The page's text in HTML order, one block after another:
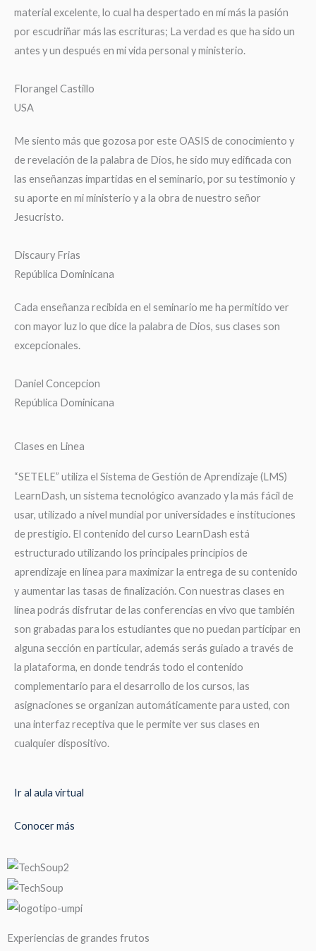
material excelente, lo cual ha despertado en mí más la pasión
por escudriñar más las escrituras; La verdad es que ha sido un
antes y un después en mi vida personal y ministerio.
Florangel Castillo
USA
Me siento más que gozosa por este OASIS de conocimiento y
de revelación de la palabra de Dios, he sido muy edificada con
las enseñanzas impartidas en el seminario, por su testimonio y
su aporte en mi ministerio y a la obra de nuestro señor
Jesucristo.
Discaury Frias
República Dominicana
Cada enseñanza recibida en el seminario me ha permitido ver
con mayor luz lo que dice la palabra de Dios, sus clases son
excepcionales.
Daniel Concepcion
República Dominicana
Clases en Linea
“SETELE” utiliza el Sistema de Gestión de Aprendizaje (LMS)
LearnDash, un sistema tecnológico avanzado y la más fácil de
usar, utilizado a nivel mundial por universidades e instituciones
de prestigio. El contenido del curso LearnDash está
estructurado utilizando los principales principios de
aprendizaje en línea para maximizar la entrega de su contenido
y aumentar las tasas de finalización. Con nuestras clases en
línea podrás disfrutar de las conferencias en vivo que también
son grabadas para los estudiantes que no puedan participar en
alguna sección en particular, además serás guiado a través de
la plataforma, en donde tendrás todo el contenido
complementario para el desarrollo de los cursos, las
asignaciones se organizan automáticamente para usted, con
una interfaz receptiva que le permite ver sus clases en
cualquier dispositivo.
Ir al aula virtual
Conocer más
Experiencias de grandes frutos